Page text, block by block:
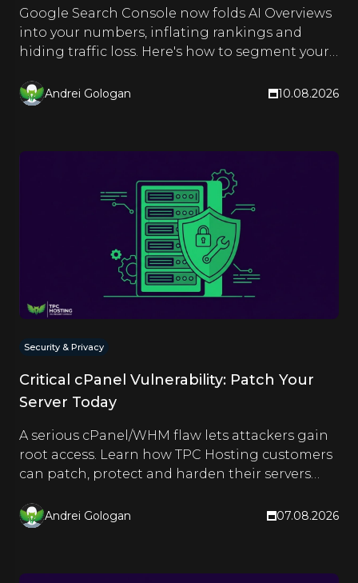
Google Search Console now folds AI Overviews
into your numbers, inflating rankings and
hiding traffic loss. Here's how to segment your
Andrei Gologan 10.08.2026
Security & Privacy
Critical cPanel Vulnerability: Patch Your
Server Today
A serious cPanel/WHM flaw lets attackers gain
root access. Learn how TPC Hosting customers
can patch, protect and harden their servers
Andrei Gologan 07.08.2026